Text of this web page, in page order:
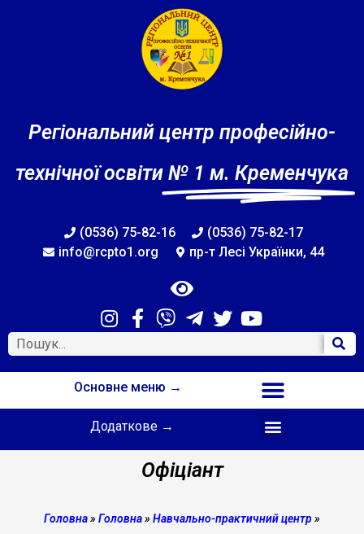
Регіональний центр професійно-
технічної освіти № 1 м. Кременчука
(0536) 75-82-16
(0536) 75-82-17
info@rcpto1.org
пр-т Лесі Українки, 44
Основне меню →
Додаткове →
Офіціант
Головна» Головна» Навчально-практичний центр »